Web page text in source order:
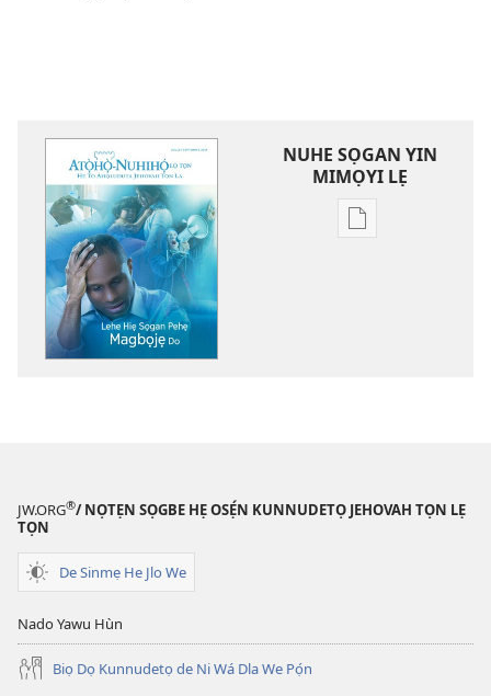
NUHE SỌGAN YIN
MIMỌYI LẸ
Lehe
Lehe
Do
JW.ORG®/ NỌTẸN SỌGBE HẸ OSẸ́N KUNNUDETỌ JEHOVAH TỌN LẸ
TỌN
De Sinmẹ He Jlo We
Nado Yawu Hùn
Biọ Dọ Kunnudetọ de Ni Wá Dla We Pọ́n